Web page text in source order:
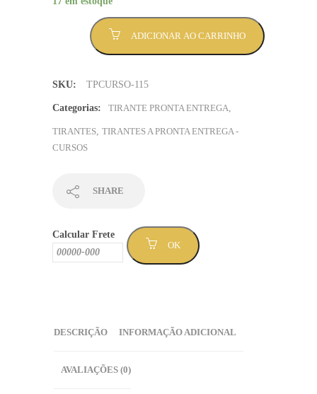
roxa
técnico
informática
Mínimo
)
quantidade
ADICIONAR AO CARRINHO
SKU: TPCURSO-115
Categorias: TIRANTE PRONTA ENTREGA
TIRANTES TIRANTES A PRONTA ENTREGA -
CURSOS
SHARE
Calcular Frete
OK
DESCRIÇÃO INFORMAÇÃO ADICIONAL
AVALIAÇÕES (0)